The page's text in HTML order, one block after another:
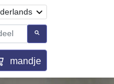
mandje